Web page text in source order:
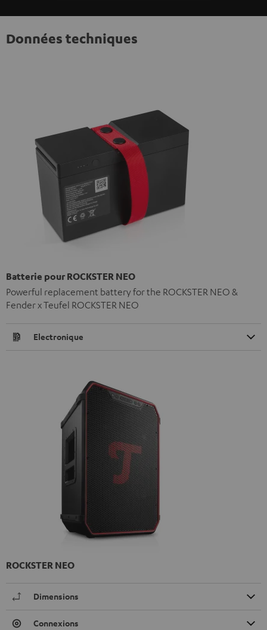
Données techniques
Batterie pour ROCKSTER NEO
Powerful replacement battery for the ROCKSTER NEO &
Fender x Teufel ROCKSTER NEO
Electronique
ROCKSTER NEO
Dimensions
Connexions